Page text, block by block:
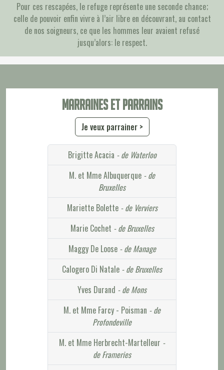
Pour ces rescapées, le refuge représente une seconde chance ;
celle de pouvoir enfin vivre à l’air libre en découvrant, au contact
de nos soigneurs, ce que les hommes leur avaient refusé
jusqu’alors: le respect.
Marraines et parrains
Je veux parrainer >
Brigitte Acacia - de Waterloo
M. et Mme Albuquerque - de
Bruxelles
Mariette Bolette - de Verviers
Marie Cochet - de Bruxelles
Maggy De Loose - de Manage
Calogero Di Natale - de Bruxelles
Yves Durand - de Mons
M. et Mme Farcy - Poisman - de
Profondeville
M. et Mme Herbrecht-Martelleur -
de Frameries